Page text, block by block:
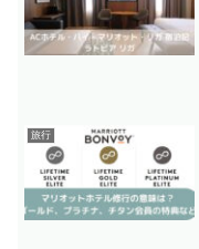
旅行